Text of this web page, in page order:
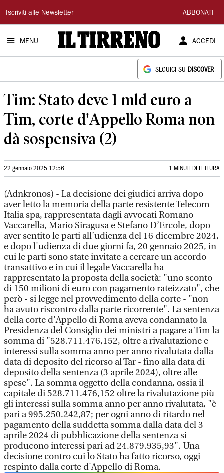
Il
Tirreno
Iscriviti alle Newsletter ABBONATI
MENU ACCEDI
SEGUICI SU DISCOVER
Tim: Stato deve 1 mld euro a
Tim, corte d'Appello Roma non
dà sospensiva (2)
22 gennaio 2025 12:56 1 MINUTI DI LETTURA
(Adnkronos) - La decisione dei giudici arriva dopo
aver letto la memoria della parte resistente Telecom
Italia spa, rappresentata dagli avvocati Romano
Vaccarella, Mario Siragusa e Stefano D’Ercole, dopo
aver sentito le parti all’udienza del 16 dicembre 2024,
e dopo l'udienza di due giorni fa, 20 gennaio 2025, in
cui le parti sono state invitate a cercare un accordo
transattivo e in cui il legale Vaccarella ha
rappresentato la proposta della società: "uno sconto
di 150 milioni di euro con pagamento rateizzato", che
però - si legge nel provvedimento della corte - "non
ha avuto riscontro dalla parte ricorrente". La sentenza
della corte d'Appello di Roma aveva condannato la
Presidenza del Consiglio dei ministri a pagare a Tim la
somma di "528.711.476,152, oltre a rivalutazione e
interessi sulla somma anno per anno rivalutata dalla
data di deposito del ricorso al Tar - fino alla data di
deposito della sentenza (3 aprile 2024), oltre alle
spese". La somma oggetto della condanna, ossia il
capitale di 528.711.476,152 oltre la rivalutazione più
gli interessi sulla somma anno per anno rivalutata, "è
pari a 995.250.242,87; per ogni anno di ritardo nel
pagamento della suddetta somma dalla data del 3
aprile 2024 di pubblicazione della sentenza si
producono interessi pari ad 24.879.935,93". Una
decisione contro cui lo Stato ha fatto ricorso, oggi
respinto dalla corte d'Appello di Roma.